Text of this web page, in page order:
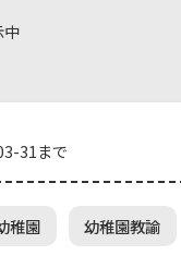
中
31まで
稚園 幼稚園教諭